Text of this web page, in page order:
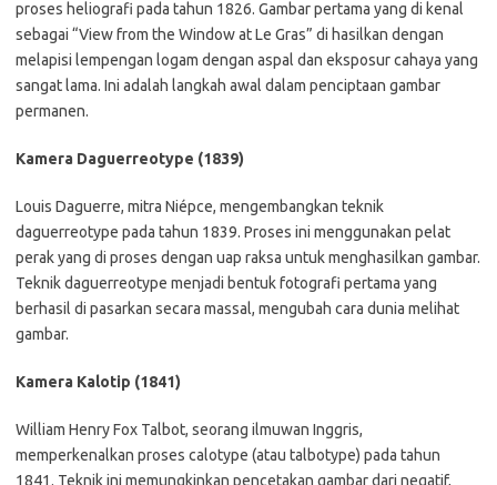
proses heliografi pada tahun 1826. Gambar pertama yang di kenal
sebagai “View from the Window at Le Gras” di hasilkan dengan
melapisi lempengan logam dengan aspal dan eksposur cahaya yang
sangat lama. Ini adalah langkah awal dalam penciptaan gambar
permanen.
Kamera Daguerreotype (1839)
Louis Daguerre, mitra Niépce, mengembangkan teknik
daguerreotype pada tahun 1839. Proses ini menggunakan pelat
perak yang di proses dengan uap raksa untuk menghasilkan gambar.
Teknik daguerreotype menjadi bentuk fotografi pertama yang
berhasil di pasarkan secara massal, mengubah cara dunia melihat
gambar.
Kamera Kalotip (1841)
William Henry Fox Talbot, seorang ilmuwan Inggris,
memperkenalkan proses calotype (atau talbotype) pada tahun
1841. Teknik ini memungkinkan pencetakan gambar dari negatif,